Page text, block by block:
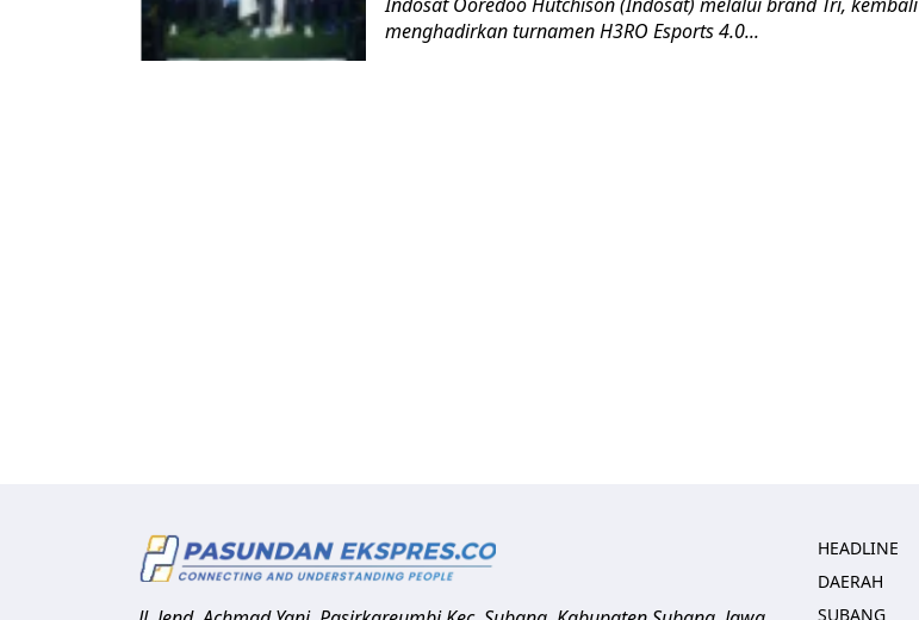
menghadirkan turnamen H3RO Esports 4.0...
HEADLINE
DAERAH
SUBANG